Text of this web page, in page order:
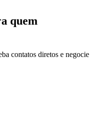
quem
contatos diretos e negocie